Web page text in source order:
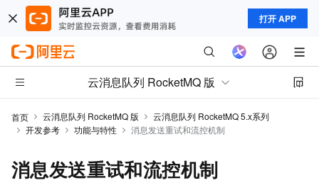
打开 APP
云消息队列 RocketMQ 版
首页 云消息队列 RocketMQ 版
云消息队列 RocketMQ 5.x系列
开发参考
功能与特性 消息发送重试和流控机制
消息发送重试和流控机制